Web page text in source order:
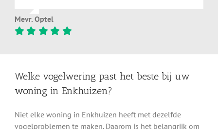
Mevr. Optel
Welke vogelwering past het beste bij uw
woning in Enkhuizen?
Niet elke woning in Enkhuizen heeft met dezelfde
vogelproblemen te maken. Daarom is het belangrijk om